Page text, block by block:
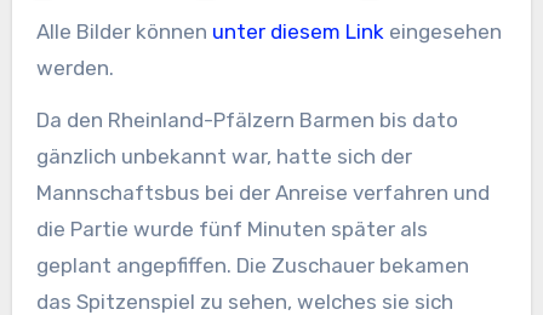
Alle Bilder können unter diesem Link eingesehen
werden.
Da den Rheinland-Pfälzern Barmen bis dato
gänzlich unbekannt war, hatte sich der
Mannschaftsbus bei der Anreise verfahren und
die Partie wurde fünf Minuten später als
geplant angepfiffen. Die Zuschauer bekamen
das Spitzenspiel zu sehen, welches sie sich